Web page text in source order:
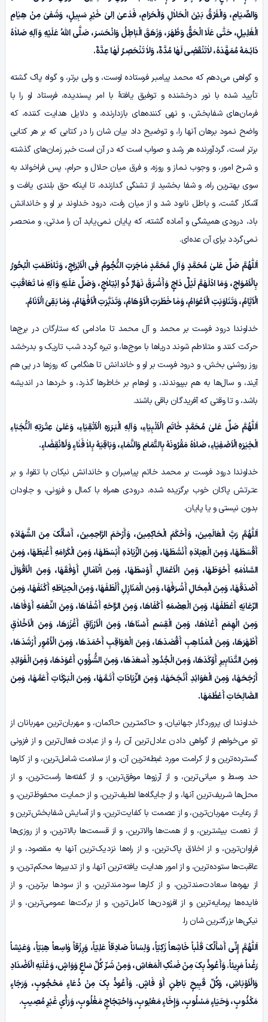
وَالصِّیَامِ، وَالْفَرْقُ بَیْنَ الْحَلاٰلِ وَالْحَرَامِ، فَدَعىٰ اِلیٰ خَیْرِ سَبِیلٍ، وَشَفىٰ مِنْ هِیٰامِ
الْغَلِیلِ، حَتّٰى عَلَا الْحَقُّ وَظَهَرَ، وَزَهَقَ الْبَاطِلُ وَانْحَسَـرَ، صَلَّی اللّٰهُ عَلَیْهِ وَآلِهِ صَلاٰهً
دَائِـمَهً مُمَهَّدَهً، لاٰتَنْقَضِی لَهٰا مُدَّهٌ، وَلاٰ تَنْحَصِـرُ لَهٰا عِدَّهٌ.
و گواهی می‌دهم که محمد پیامبـر فرستاده اوست، و ولی برتر، و گواه پاک گشته
تأیید شده با نور درخشنده و توفیق یافتۀ با امر پسندیده، فرستاد او را با
فرمان‌های شفابخش، و نهی کننده‌های بازدارنده، و دلایل هدایت کننده، که
واضح نـمود برهان آنها را، و توضیح داد بیان شان را در کتابی که بر هر کتابی
برتر است، گردآورنده هر رشد و صواب است که در آن است خبـر زمان‌های گذشته
و شـرح امور، و وجوب نـماز و روزه، و فرق میان حلال و حرام، پس فراخواند به
سوی بهتـرین راه، و شفا بخشید از تشنگی گدازنده، تا اینکه حق بلندی یافت و
آشکار گشت، و باطل نابود شد و از میان رفت، درود خداوند بر او و خاندانش
باد، درودی همیشگی و آماده گشته، که پایان نـمی‌یابد آن را مدتی، و منحصـر
نـمی‌گردد برای آن عده‌ای.
اَللّٰهُمَّ صَلِّ عَلیٰ مُحَمَّدٍ وَآلِ مُحَمَّدٍ مٰاجَرَتِ النُّجُومُ فِی الْاَبْرَاجِ، وَتَلاٰطَمَتِ الْبُحُورُ
بِالْاَمْوَاجِ، وَمَا ادْلَهَمَّ لَیْلٌ دَاجٍ وَأَشْـرَقَ نَهَارٌ ذُو اِبْتِلاٰجٍ، وَصَلِّ عَلَیْهِ وَآلِهِ مٰا تَعَاقَبَتِ
الْاَیَّامُ، وَتَنَاوَبَتِ الْاَعْوَامُ، وَمٰا خَطَرَتِ الْاَوْهَامُ، وَتَدَبَّرَتِ الْاَفْهَامُ، وَمٰا بَقِیَ الْاَنَامُ.
خداوندا درود فرست بر محمد و آل محمد تا مادامی که ستارگان در برج‌‌ها
حرکت کنند و متلاطم شوند دریاها با موج‌‌ها، و تیره گردد شب تاریک و بدرخشد
روز روشنی بخش، و درود فرست بر او و خاندانش تا هنگامی که روزها در پی هم
آیند، و سال‌ها به هم بپیوندند، و اوهام بر خاطرها گذرد، و خردها در اندیشه
باشد، و تا وقتی که آفریدگان باقی باشند.
اَللّٰهُمَّ صَلِّ عَلیٰ مُحَمَّدٍ خَاتَمِ الْاَنْبِیَاءِ، وَآلِهِ الْبَـرَرَهِ الْاَتْقِیَاءِ، وَعَلیٰ عِتْـرَتِهِ الْنُّجَبَاءِ
الْخِیَرَهِ الْاَصْفِیَاءِ، صَلاٰهً مَقْرُونَهً بِالتَّمَامِ وَالنَّمَاءِ، وَبَاقِیَهً بِلاٰ فَنٰاءٍ وَلَاانْقِضَاءٍ.
خداوندا درود فرست بر محمد خاتم پیامبـران و خاندانش نیکان با تقوا، و بر
عتـرتش پاکان خوب برگزیده شده، درودی همراه با کمال و فزونی، و جاودان
بدون نیستی و یا پایان.
اَللّٰهُمَّ رَبَّ الْعَالَمِینَ، وَأَحْکَمَ الْحَاکِمِینَ، وَأَرْحَمَ الرّٰاحِمِینَ، أَسْأَلُکَ مِنَ الشَّهَادَهِ
أَقْسَطَهَا، وَمِنَ الْعِبَادَهِ أَنْشَطَهَا، وَمِنَ الزِّیَادَهِ أَبْسَطَهَا، وَمِنَ الْکَرَامَهِ أَغْبَطَهَا، وَمِنَ
السَّلاٰمَهِ أَحْوَطَهَا، وَمِنَ الْاَعْمَالِ أَوْسَطَهَا، وَمِنَ الْآمٰالِ أَوْفَقَهَا، وَمِنَ الْاَقْوَالَ
أَصْدَقَهَا، وَمِنَ الْمِحَالِ أَشْـرَفَهَا، وَمِنَ الْمَنَازِلِ أَلْطَفَهَا، وَمِنَ الْحِیَاطَهِ أَکْنَفَهَا، وَمِنَ
الرِّعَایَهِ أَعْطَفَهَا، وَمِنَ الْعِصْمَهِ أَکْفَاهَا، وَمِنَ الرّٰاحَهِ أَشْفَاهَا، وَمِنَ النِّعْمَهِ أَوْفَاهَا،
وَمِنَ الْهِمَمِ أَعْلاٰهَا، وَمِنَ الْقِسَمِ أَسْنَاهَا، وَمِنَ الْاَرْزَاقِ أَغْزَرَهَا، وَمِنَ الْاَخْلاٰقِ
أَطْهَرَهَا، وَمِنَ الْمَذَاهِبِ أَقْصَدَهَا، وَمِنَ الْعَوَاقِبِ أَحْمَدَهَا، وَمِنَ الْاُمُوِر أَرْشَدَهَا،
وَمِنَ التَّدَابِیرِ أَوْکَدَهَا، وَمِنَ الْجُدُودِ أَسْعَدَهَا، وَمِنَ الشُّؤُونِ أَعْوَدَهَا، وَمِنَ الْفَوَائِدِ
أَرْجَحَهَا، وَمِنَ الْعَوَائِدِ أَنْجَحَهَا، وَمِنَ الزِّیَادَاتِ أَتَـمَّهَا، وَمِنَ الْبَـرَکَاتِ أَعَمَّهَا، وَمِنَ
الصّٰالِحَاتِ أَعْظَمَهَا.
خداوندا ای پروردگار جهانیان، و حاکمتـرین حاکمان، و مهربان‌ترین مهربانان از
تو می‌خواهم از گواهی دادن عادل‌ترین آن را، و از عبادت فعال‌ترین و از فزونی
گستـرده‌ترین و از کرامت مورد غبطه‌ترین آن، و از سلامت شامل‌ترین، و از کارها
حد وسط و میانی‌ترین، و از آرزوها موفق‌ترین، و از گفته‌ها راست‌ترین، و از
محل‌ها شـریف‌ترین آنها، و از جایگاه‌ها لطیف‌ترین، و از حمایت محفوظ‌ترین، و
از رعایت مهربان‌ترین، و از عصمت با کفایت‌ترین، و از آسایش شفابخش‌ترین و
از نعمت بیشتـرین، و از همت‌ها والاترین، و از قسمت‌ها بالاترین، و از روزی‌ها
فراوان‌ترین، و از اخلاق پاک‌ترین، و از راه‌ها نزدیک‌ترین آنها به مقصود، و از
عاقبت‌ها ستوده‌ترین، و از امور هدایت یافته‌ترین آنها، و از تدبیرها محکم‌ترین، و
از بهره‌ها سعادت‌مندترین، و از کارها سودمندترین، و از سودها برترین، و از
فایده‌ها پرمایه‌ترین و از افزودن‌ها کامل‌ترین، و از برکت‌ها عمومی‌ترین، و از
نیکی‌ها بزرگتـرین شان را.
اَللّٰهُمَّ إِنِّی أَسْأَلُکَ قَلْباً خَاشِعاً زَکِیّاً، وَلِسَاناً صَادِقاً عَلِیّاً، وَرِزْقاً وٰاسِعاً هِنِیّاً، وَعَیْشاً
رَغْداً مَرِیئاً. وَأَعُوذُ بِکَ مِنْ ضَنْکِ الْمَعَاشِ، وَمِنْ شَـرِّ کُلِّ سَاعٍ وَوَاشٍ، وَغَلَبَهِ الْاَضْدَادِ
وَالْاَوْبَاشِ، وَکُلِّ قَبِیحٍ بَاطِنٍ أَوْ فَاشٍ. وَأَعُوذُ بِکَ مِنْ دُعَاءٍ مَحْجُوبٍ، وَرَجَاءٍ
مَکْذُوبٍ، وَحَیَاءٍ مَسْلُوبٍ، وَإِخَاءٍ مَعْبُوبٍ، وَاحْتِجَاجٍ مَغْلُوبٍ، وَرَأْیٍ غَیْرِ مُصِیبٍ.